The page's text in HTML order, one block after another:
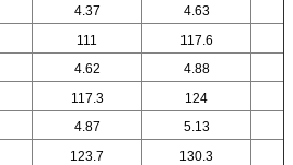
4.37 4.63
111 117.6
4.62 4.88
117.3 124
4.87 5.13
123.7 130.3